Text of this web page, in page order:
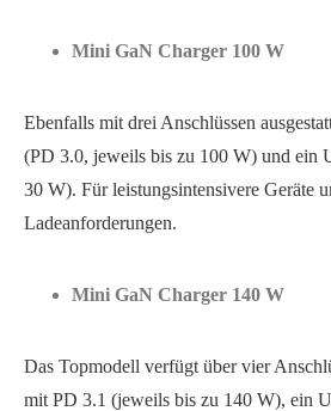
Mini GaN Charger 100 W
Ebenfalls mit drei Anschlüssen
(PD 3.0, jeweils bis zu 100 W) und ein
30 W). Für leistungsintensivere Geräte
Ladeanforderungen.
Mini GaN Charger 140 W
Das Topmodell verfügt über vier
mit PD 3.1 (jeweils bis zu 140 W), ein